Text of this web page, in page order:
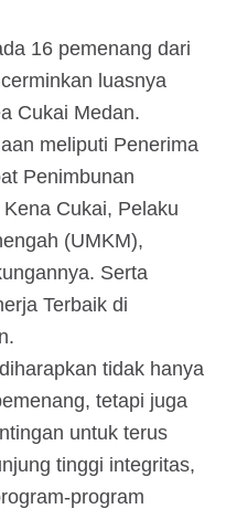
16 pemenang dari
luasnya
Cukai Medan.
meliputi Penerima
Penimbunan
Cukai, Pelaku
(UMKM),
Serta
Terbaik di
tidak hanya
tetapi juga
untuk terus
tinggi integritas,
program